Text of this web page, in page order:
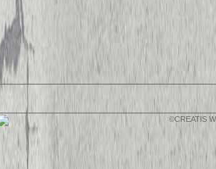
©CREATIS